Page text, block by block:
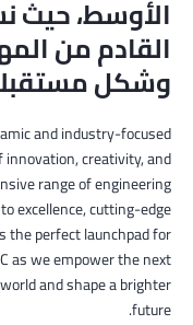
الأوسط، حيث
القادم من
وشكل
and industry-focused
creativity, and
range of engineering
excellence, cutting-edge
the perfect launchpad for
as we empower the next
and shape a brighter
future.